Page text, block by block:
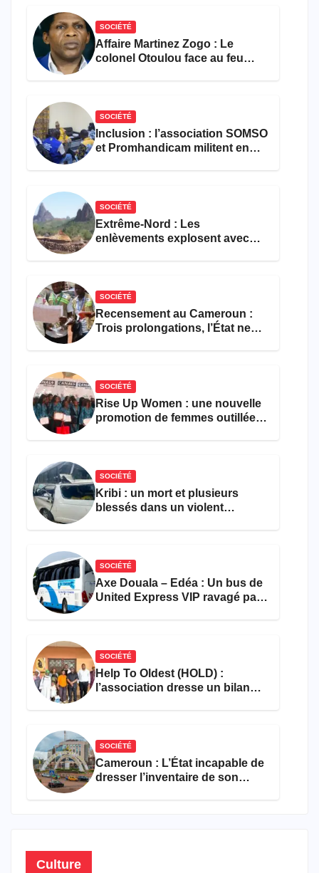
SOCIÉTÉ
Affaire Martinez Zogo : Le
colonel Otoulou face au feu
SOCIÉTÉ
Inclusion : l’association SOMSO
et Promhandicam militent en
SOCIÉTÉ
Extrême-Nord : Les
enlèvements explosent avec
SOCIÉTÉ
Recensement au Cameroun :
Trois prolongations, l’État ne
SOCIÉTÉ
Rise Up Women : une nouvelle
promotion de femmes outillées
SOCIÉTÉ
Kribi : un mort et plusieurs
blessés dans un violent
SOCIÉTÉ
Axe Douala – Edéa : Un bus de
United Express VIP ravagé par
SOCIÉTÉ
Help To Oldest (HOLD) :
l’association dresse un bilan
SOCIÉTÉ
Cameroun : L’État incapable de
dresser l’inventaire de son
Culture